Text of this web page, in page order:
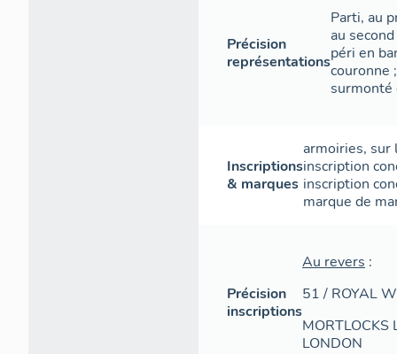
Précision
représentations
Parti, au
au
péri en
couronne
surmonté
Inscriptions
& marques
armoiries, sur
inscription
inscription
marque de
Précision
inscriptions
Au revers :
51 / ROYAL
MORTLOCKS
LONDON